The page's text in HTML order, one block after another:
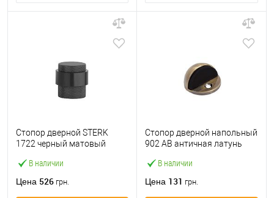
В наличии
Стопор дверной STERK
1722 черный матовый
Цена 526 грн.
В наличии
Стопор дверной напольный
902 AB античная латунь
Цена 131 грн.